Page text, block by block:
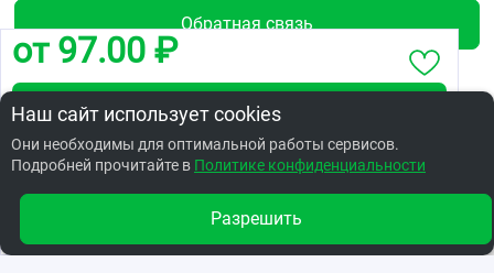
от 97.00 ₽
Забронировать по адресу ул. 21 Амурская, 12
Заказать в интернет аптеке по цене: 295.35 ₽
Другие аптеки
Обратная связь
Лицензии
Наш сайт использует cookies
Они необходимы для оптимальной работы сервисов.
Подробней прочитайте в Политике конфиденциальности
Разрешить